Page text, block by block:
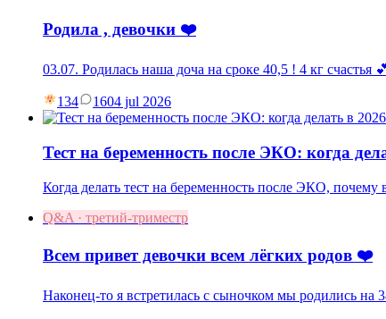
Родила , девочки ❤️
03.07. Родилась наша доча на сроке 40,5 ! 4 кг счастья
134 1604 jul 2026
Тест на беременность после ЭКО: когда
Когда делать тест на беременность после ЭКО,
Q&A · третий-триместр
Всем привет девочки всем лёгких родов ❤️
Наконец-то я встретилась с сыночком мы родились на